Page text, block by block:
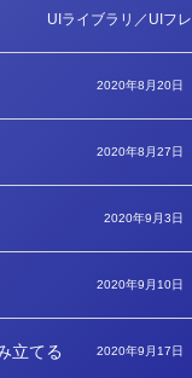
カ
ゴ
UIライブラリ／UIフ
2020年8月20日
2020年8月27日
2020年9月3日
2020年9月10日
立てる 2020年9月17日